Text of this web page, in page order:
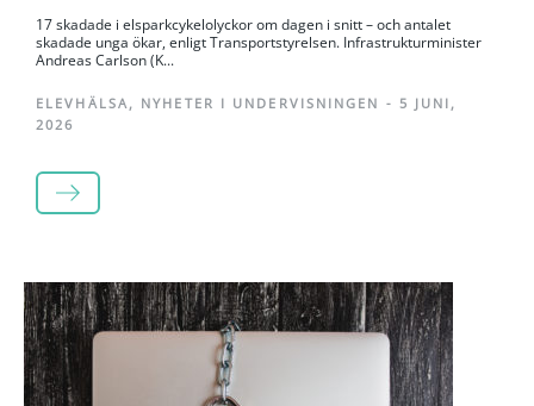
17 skadade i elsparkcykelolyckor om dagen i snitt – och antalet
skadade unga ökar, enligt Transportstyrelsen. Infrastrukturminister
Andreas Carlson (K...
ELEVHÄLSA , NYHETER I UNDERVISNINGEN - 5 JUNI,
2026
LÄS MER